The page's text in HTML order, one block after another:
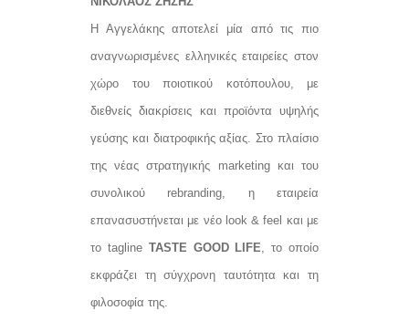
Η Αγγελάκης αποτελεί μία από τις πιο
αναγνωρισμένες ελληνικές εταιρείες στον
χώρο του ποιοτικού κοτόπουλου, με
διεθνείς διακρίσεις και προϊόντα υψηλής
γεύσης και διατροφικής αξίας. Στο πλαίσιο
της νέας στρατηγικής marketing και του
συνολικού rebranding, η εταιρεία
επανασυστήνεται με νέο look & feel και με
το tagline TASTE GOOD LIFE , το οποίο
εκφράζει τη σύγχρονη ταυτότητα και τη
φιλοσοφία της.